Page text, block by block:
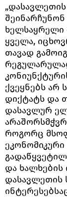
ხელსაყრელი
ყველა,
თავად
ქვეყნებს
დიქტატს და
დასავლურ
როგორც
და ხალხების
დასავლეთის